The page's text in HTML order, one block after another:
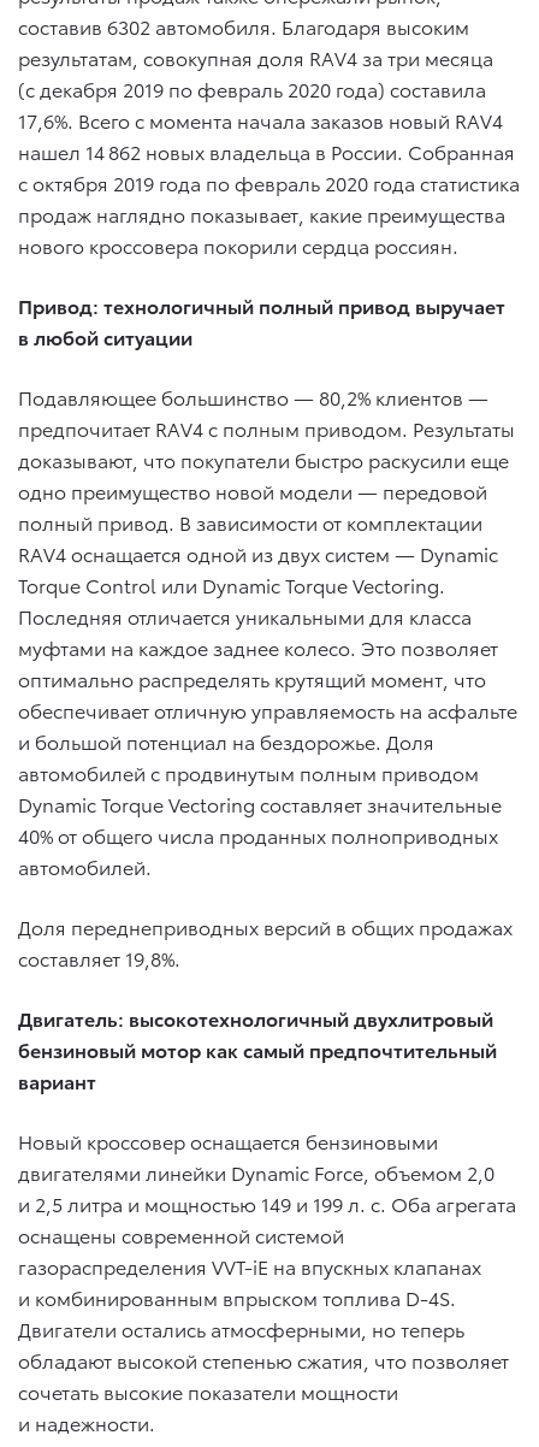
составив 6302 автомобиля. Благодаря высоким
результатам, совокупная доля RAV4 за три месяца
(с декабря 2019 по февраль 2020 года) составила
17,6%. Всего с момента начала заказов новый RAV4
нашел 14 862 новых владельца в России. Собранная
с октября 2019 года по февраль 2020 года статистика
продаж наглядно показывает, какие преимущества
нового кроссовера покорили сердца россиян.
Привод: технологичный полный привод выручает
в любой ситуации
Подавляющее большинство — 80,2% клиентов —
предпочитает RAV4 с полным приводом. Результаты
доказывают, что покупатели быстро раскусили еще
одно преимущество новой модели — передовой
полный привод. В зависимости от комплектации
RAV4 оснащается одной из двух систем — Dynamic
Torque Control или Dynamic Torque Vectoring.
Последняя отличается уникальными для класса
муфтами на каждое заднее колесо. Это позволяет
оптимально распределять крутящий момент, что
обеспечивает отличную управляемость на асфальте
и большой потенциал на бездорожье. Доля
автомобилей с продвинутым полным приводом
Dynamic Torque Vectoring составляет значительные
40% от общего числа проданных полноприводных
автомобилей.
Доля переднеприводных версий в общих продажах
составляет 19,8%.
Двигатель: высокотехнологичный двухлитровый
бензиновый мотор как самый предпочтительный
вариант
Новый кроссовер оснащается бензиновыми
двигателями линейки Dynamic Force, объемом 2,0
и 2,5 литра и мощностью 149 и 199 л. с. Оба агрегата
оснащены современной системой
газораспределения VVT-iE на впускных клапанах
и комбинированным впрыском топлива D-4S.
Двигатели остались атмосферными, но теперь
обладают высокой степенью сжатия, что позволяет
сочетать высокие показатели мощности
и надежности.